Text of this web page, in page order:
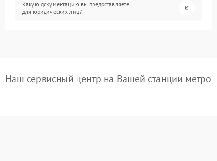
Какую документацию вы предоставляете
для юридических лиц?
Наш сервисный центр на Вашей станции метро